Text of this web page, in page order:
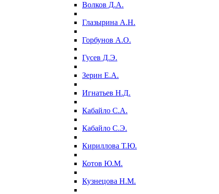
Волков Д.А.
Глазырина А.Н.
Горбунов А.О.
Гусев Д.Э.
Зерин Е.А.
Игнатьев Н.Д.
Кабайло С.А.
Кабайло С.Э.
Кириллова Т.Ю.
Котов Ю.М.
Кузнецова Н.М.